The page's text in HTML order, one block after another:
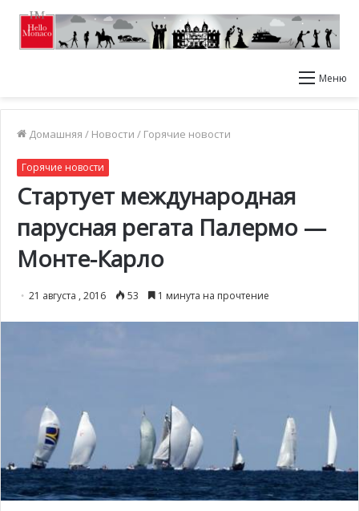
Меню
Домашняя / Новости / Горячие новости
Горячие новости
Стартует международная
парусная регата Палермо —
Монте-Карло
21 августа , 2016 53 1 минута на прочтение